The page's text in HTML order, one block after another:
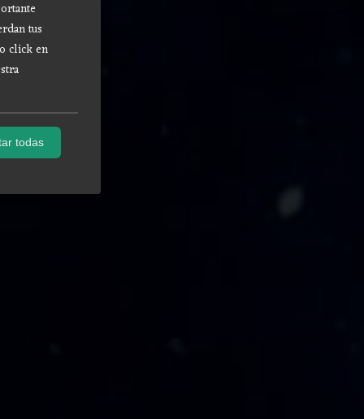
tus
click en
todas